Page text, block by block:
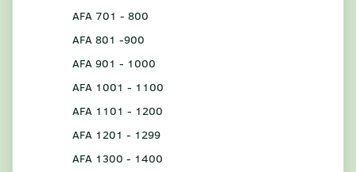
AFA 701 - 800
AFA 801 -900
AFA 901 - 1000
AFA 1001 - 1100
AFA 1101 - 1200
AFA 1201 - 1299
AFA 1300 - 1400